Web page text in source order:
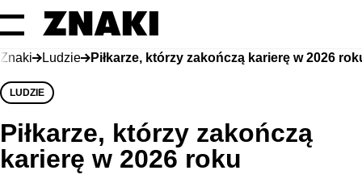
Znaki Ludzie Piłkarze, którzy zakończą karierę w 2026
LUDZIE
Piłkarze, którzy zakończą
karierę w 2026 roku